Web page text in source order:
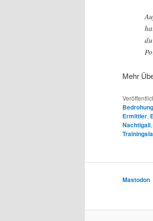
Mehr
Ermittler,
Nachtigall,
Mastodon